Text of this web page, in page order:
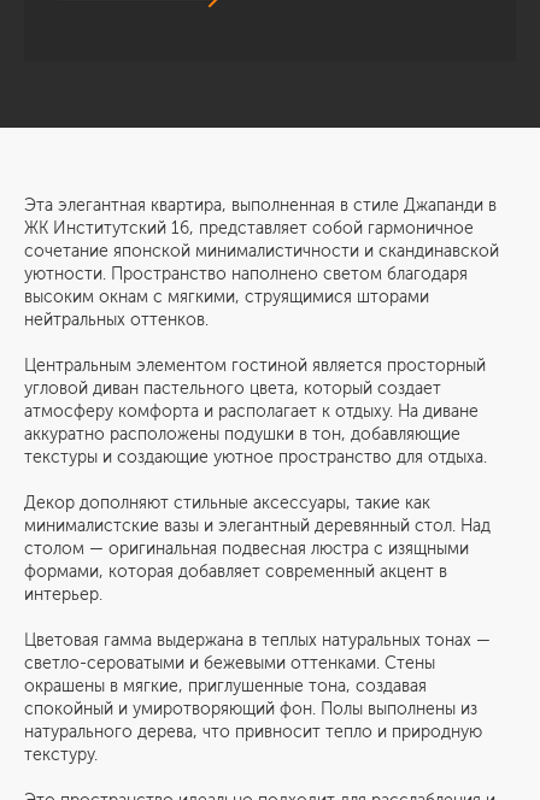
Эта элегантная квартира, выполненная в стиле Джапанди в
ЖК Институтский 16, представляет собой гармоничное
сочетание японской минималистичности и скандинавской
уютности. Пространство наполнено светом благодаря
высоким окнам с мягкими, струящимися шторами
нейтральных оттенков.
Центральным элементом гостиной является просторный
угловой диван пастельного цвета, который создает
атмосферу комфорта и располагает к отдыху. На диване
аккуратно расположены подушки в тон, добавляющие
текстуры и создающие уютное пространство для отдыха.
Декор дополняют стильные аксессуары, такие как
минималистские вазы и элегантный деревянный стол. Над
столом — оригинальная подвесная люстра с изящными
формами, которая добавляет современный акцент в
интерьер.
Цветовая гамма выдержана в теплых натуральных тонах —
светло-сероватыми и бежевыми оттенками. Стены
окрашены в мягкие, приглушенные тона, создавая
спокойный и умиротворяющий фон. Полы выполнены из
натурального дерева, что привносит тепло и природную
текстуру.